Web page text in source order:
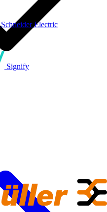
Schneider Electric
Signify